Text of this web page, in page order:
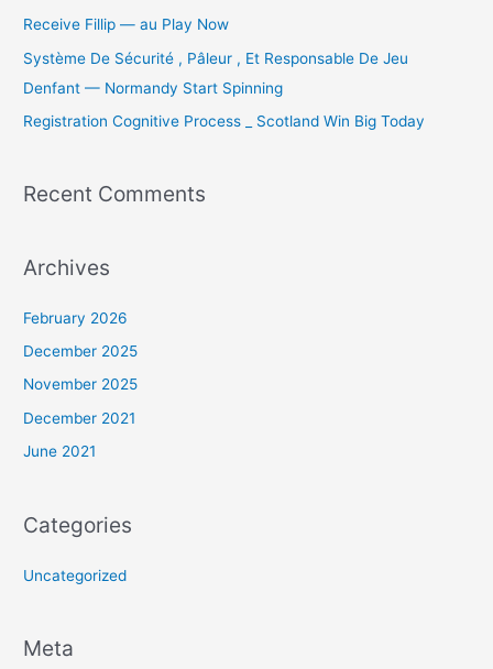
:Receive Fillip — au Play Now
Système De Sécurité , Pâleur , Et Responsable De Jeu
Denfant — Normandy Start Spinning
Registration Cognitive Process _ Scotland Win Big Today
Recent Comments
Archives
February 2026
December 2025
November 2025
December 2021
June 2021
Categories
Uncategorized
Meta